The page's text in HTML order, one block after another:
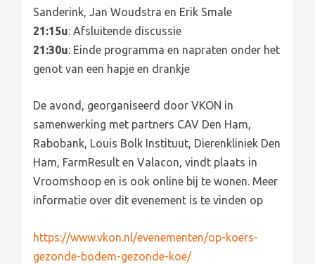
Sanderink, Jan Woudstra en Erik Smale
21:15u: Afsluitende discussie
21:30u: Einde programma en napraten onder het
genot van een hapje en drankje
De avond, georganiseerd door VKON in
samenwerking met partners CAV Den Ham,
Rabobank, Louis Bolk Instituut, Dierenkliniek Den
Ham, FarmResult en Valacon, vindt plaats in
Vroomshoop en is ook online bij te wonen. Meer
informatie over dit evenement is te vinden op
https://www.vkon.nl/evenementen/op-koers-
gezonde-bodem-gezonde-koe/